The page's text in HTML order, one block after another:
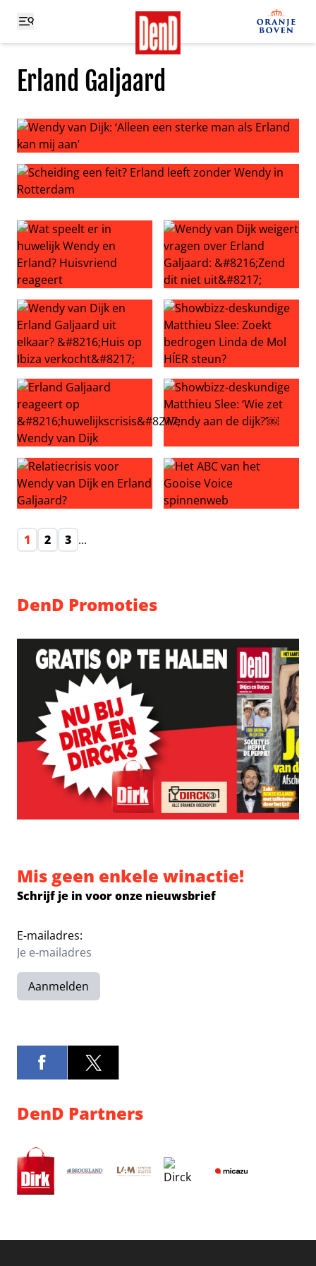
Erland Galjaard
Wendy van Dijk: ‘Alleen een sterke man als Erland kan
Wat speelt er in huwelijk Wendy en Erland? Huisvriend
Wendy van Dijk weigert
Wendy van Dijk en Erland Galjaard uit elkaar? ‘Huis op
Showbizz-deskundige
Erland Galjaard reageert op ‘huwelijkscrisis’ Wendy van
Showbizz-deskundige
1
2 3 ...
DenD Promoties
Mis geen enkele winactie!
Schrijf je in voor onze nieuwsbrief
E-mailadres:
Aanmelden
DenD Partners